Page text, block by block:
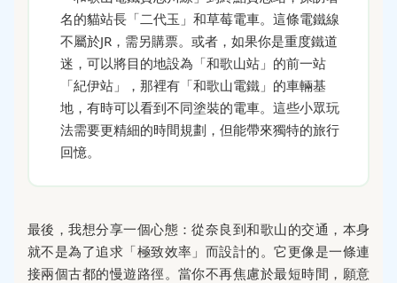
名的貓站長「二代玉」和草莓電車。這條電鐵線
不屬於JR，需另購票。或者，如果你是重度鐵道
迷，可以將目的地設為「和歌山站」的前一站
「紀伊站」，那裡有「和歌山電鐵」的車輛基
地，有時可以看到不同塗裝的電車。這些小眾玩
法需要更精細的時間規劃，但能帶來獨特的旅行
回憶。
最後，我想分享一個心態：從奈良到和歌山的交通，本身
就不是為了追求「極致效率」而設計的。它更像是一條連
接兩個古都的慢遊路徑。當你不再焦慮於最短時間，願意